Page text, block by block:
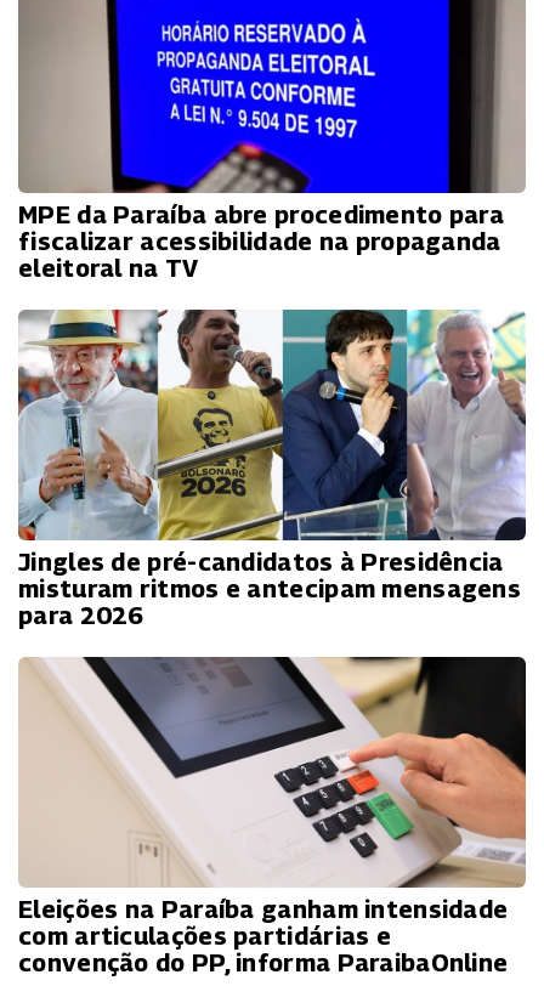
MPE da Paraíba abre procedimento para
fiscalizar acessibilidade na propaganda
eleitoral na TV
Jingles de pré-candidatos à Presidência
misturam ritmos e antecipam mensagens
para 2026
Eleições na Paraíba ganham intensidade
com articulações partidárias e
convenção do PP, informa ParaibaOnline